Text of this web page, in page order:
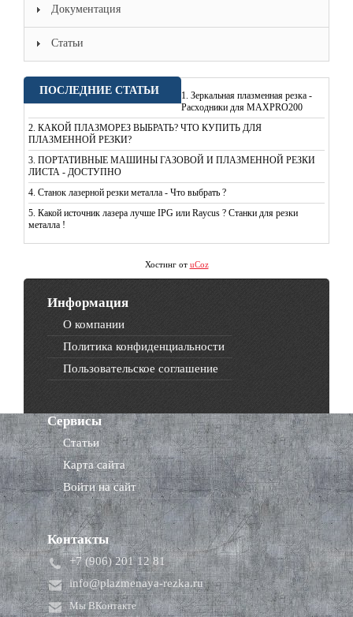
Документация
Статьи
ПОСЛЕДНИЕ СТАТЬИ 1. Зеркальная плазменная резка -
Расходники для MAXPRO200
2. КАКОЙ ПЛАЗМОРЕЗ ВЫБРАТЬ? ЧТО КУПИТЬ ДЛЯ
ПЛАЗМЕННОЙ РЕЗКИ?
3. ПОРТАТИВНЫЕ МАШИНЫ ГАЗОВОЙ И ПЛАЗМЕННОЙ РЕЗКИ
ЛИСТА - ДОСТУПНО
4. Станок лазерной резки металла - Что выбрать ?
5. Какой источник лазера лучше IPG или Raycus ? Станки для резки
металла !
Хостинг от uCoz
Информация
О компании
Политика конфиденциальности
Пользовательское соглашение
Сервисы
Статьи
Карта сайта
Войти на сайт
Контакты
+7 (906) 201 12 81
info@plazmenaya-rezka.ru
Мы ВКонтакте